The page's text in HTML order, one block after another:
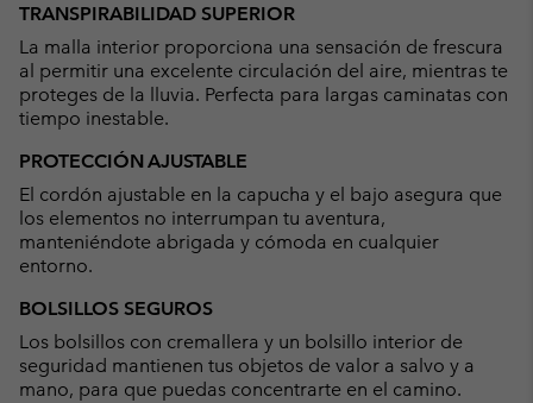
TRANSPIRABILIDAD SUPERIOR
La malla interior proporciona una sensación de frescura
al permitir una excelente circulación del aire, mientras te
proteges de la lluvia. Perfecta para largas caminatas con
tiempo inestable.
PROTECCIÓN AJUSTABLE
El cordón ajustable en la capucha y el bajo asegura que
los elementos no interrumpan tu aventura,
manteniéndote abrigada y cómoda en cualquier
entorno.
BOLSILLOS SEGUROS
Los bolsillos con cremallera y un bolsillo interior de
seguridad mantienen tus objetos de valor a salvo y a
mano, para que puedas concentrarte en el camino.